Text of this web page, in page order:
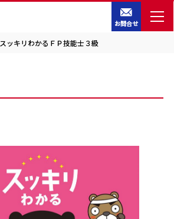
お問合せ
スッキリわかるＦＰ技能士３級